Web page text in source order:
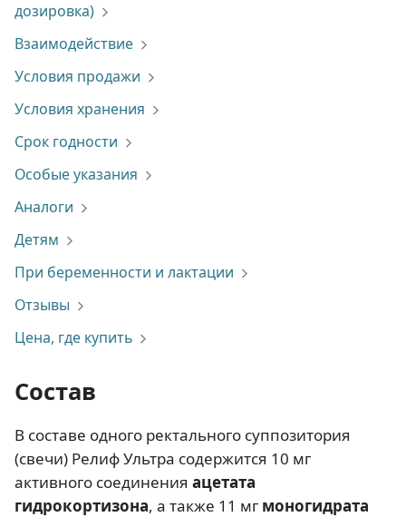
дозировка)
Взаимодействие
Условия продажи
Условия хранения
Срок годности
Особые указания
Аналоги
Детям
При беременности и лактации
Отзывы
Цена, где купить
Состав
В составе одного ректального суппозитория
(свечи) Релиф Ультра содержится 10 мг
активного соединения ацетата
гидрокортизона, а также 11 мг моногидрата